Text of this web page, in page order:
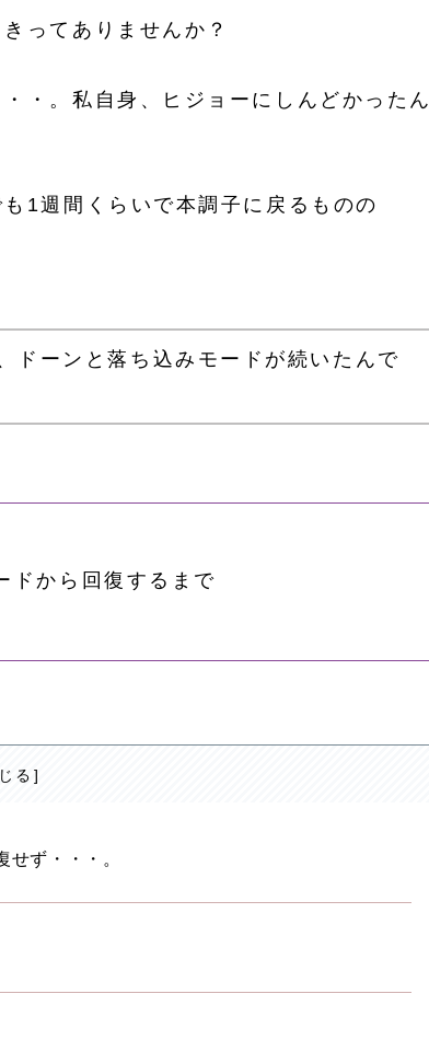
ってありませんか？
・。私自身、ヒジョーにしんどかったん
1週間くらいで本調子に戻るものの
ドーンと落ち込みモードが続いたんで
ドから回復するまで
ず・・・。